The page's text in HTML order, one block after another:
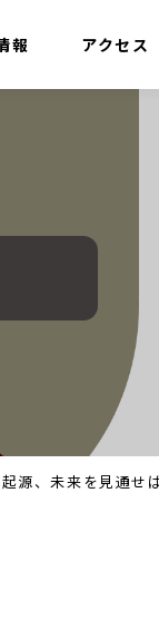
報 アクセス
源、未来を見通せ